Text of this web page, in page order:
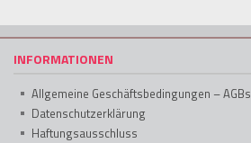
INFORMATIONEN
Allgemeine Geschäftsbedingungen – AGBs
Datenschutzerklärung
Haftungsausschluss